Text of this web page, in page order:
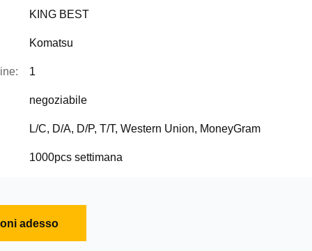
KING BEST
Komatsu
1
negoziabile
L/C, D/A, D/P, T/T, Western Union, MoneyGram
1000pcs settimana
adesso